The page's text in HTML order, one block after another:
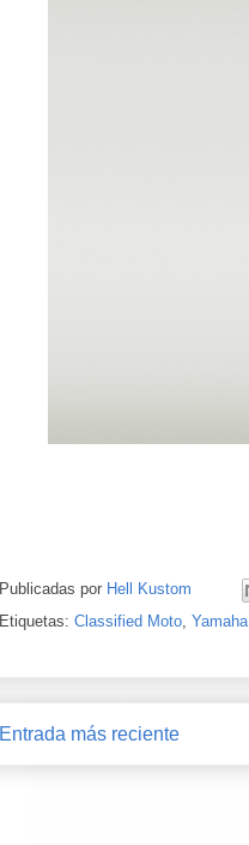
Publicadas por Hell Kustom
Etiquetas: Classified Moto, Yamaha
Entrada más reciente